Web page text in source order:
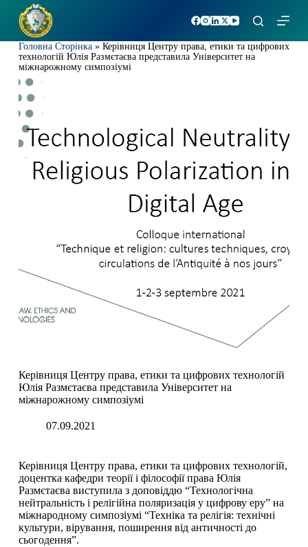
П
й
и
д
о
Головна Сторінка» Керівниця Центру права, етики та цифрових
технологій Юлія Размєтаєва представила Університет на
міжнарожному симпозіумі
Керівниця Центру права, етики та цифрових технологій
Юлія Размєтаєва представила Університет на
міжнарожному симпозіумі
07.09.2021
Керівниця Центру права, етики та цифрових технологій,
доцентка кафедри теорії і філософії права Юлія
Размєтаєва виступила з доповіддю “Технологічна
нейтральність і релігійна поляризація у цифрову еру” на
міжнародному симпозіумі “Техніка та релігія: технічні
культури, вірування, поширення від античності до
сьогодення”.